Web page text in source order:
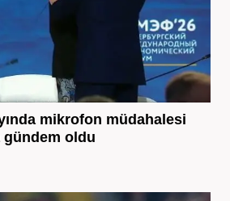
mikrofon müdahalesi
oldu